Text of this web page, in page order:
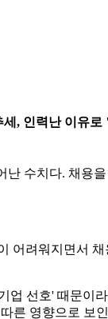
, 인력난 이유
수치다. 채용
어려워지면서
선호' 때문이
른 영향으로 보